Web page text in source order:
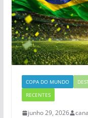
COPA DO MUNDO
RECENTES
junho 29, 2026